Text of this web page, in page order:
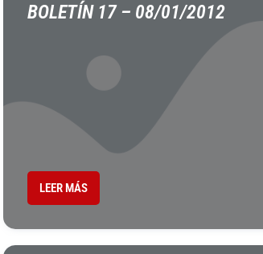
BOLETÍN 17 – 08/01/2012
LEER MÁS